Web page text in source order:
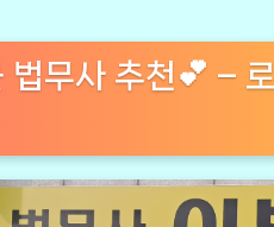
법무사 추천💕 –